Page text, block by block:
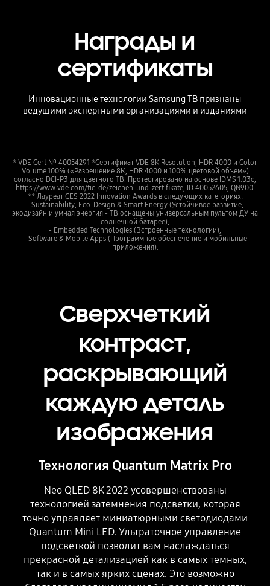
Награды и
сертификаты
Инновационные технологии Samsung ТВ признаны
ведущими экспертными организациями и изданиями
* VDE Cert № 40054291 *Сертификат VDE 8K Resolution, HDR 4000 и Color
Volume 100% («Разрешение 8К, HDR 4000 и 100% цветовой объем»)
согласно DCI-P3 для цветного ТВ. Протестировано на основе IDMS 1.03c,
https://www.vde.com/tic-de/zeichen-und-zertifikate, ID 40052605, QN900.
** Лауреат CES 2022 Innovation Awards в следующих категориях:
- Sustainability, Eco-Design & Smart Energy (Устойчивое развитие,
экодизайн и умная энергия - ТВ оснащены универсальным пультом ДУ на
солнечной батарее),
- Embedded Technologies (Встроенные технологии),
- Software & Mobile Apps (Программное обеспечение и мобильные
приложения).
Сверхчеткий
контраст,
раскрывающий
каждую деталь
изображения
Технология Quantum Matrix Pro
Neo QLED 8K 2022 усовершенствованы
технологией затемнения подсветки, которая
точно управляет миниатюрными светодиодами
Quantum Mini LED. Ультраточное управление
подсветкой позволит вам наслаждаться
прекрасной детализацией как в самых темных,
так и в самых ярких сценах. Это возможно